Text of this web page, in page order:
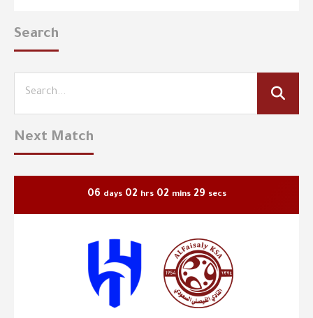
Search
Next Match
06 days 02 hrs 02 mins 29 secs